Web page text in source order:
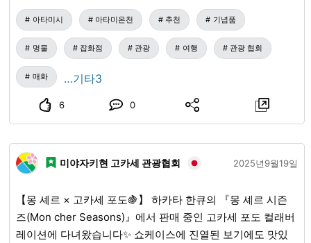
까지 온천을 운반하게 했던 '유쿠미 도추(湯汲み道中)'에서 유
래했습니다. 시내 디자이너가 협력하여 복고풍 욕장 타일을
모티브로 한 패키지 디자인으로 되어 있습니다. 손끝까지 촉
촉하고 매끄럽게 보습하며, 아타미 매화정원(熱海梅園)에 얽
힌 매화 향을 배합하여 은은하게 달콤하고 상쾌한 향이 퍼져
는 상품으로 개발되었습니다. 아타미에 오실 때는, 자신을 위
온천수 배합 핸드크림 'YUKUMI'] 발매 개시일/2025년 10월 1
일 판매 가격/1개 50g 1000엔(세금 포함) 제조 판매원/피죤 홈
(丸高名産店)(아타미 역 앞 헤이와도오리 상점가) ・스기야마
명산점(杉山名産店)(아타미 역 앞 헤이와도오리 상점가) ・마
루후쿠 명산점(丸福名産店)(아타미 역 앞 헤이와도오리 상점
아타미시 아타미온천 추천 기념품
명물 잡화점 관광 여행 관광 협회
매화 …기타3
6 0
미야자키현 고카세 관광협회 2025년9월19일
【몽 셰르 × 고카세 포도🍇】 하카타 한큐의 『몽 셰르 시즌
즈(Mon cher Seasons)』에서 판매 중인 고카세 포도 컬래버
레이션에 다녀왔습니다✨ 쇼케이스에 진열된 보기에도 맛있